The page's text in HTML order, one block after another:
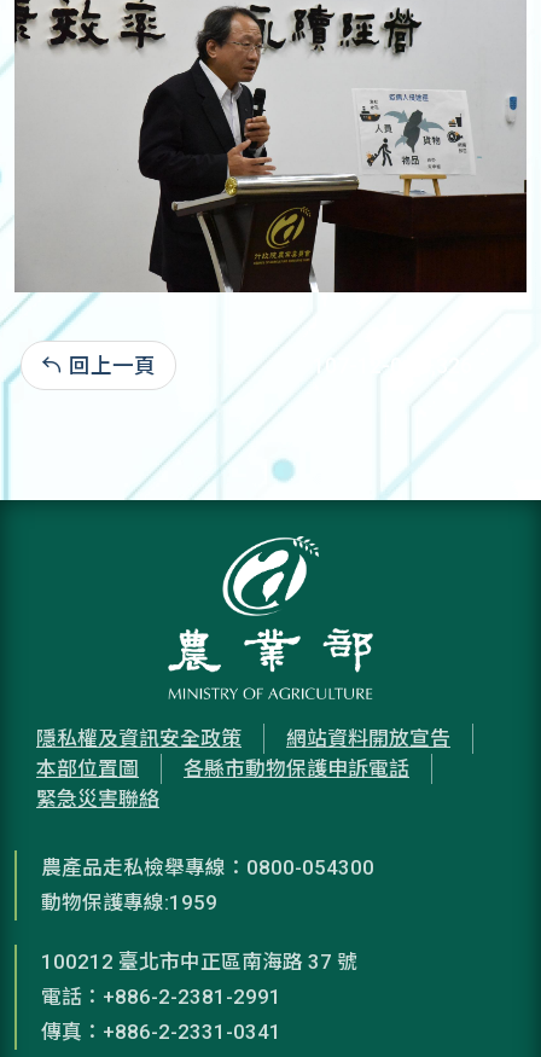
回上一頁 107-12-04:8,326
隱私權及資訊安全政策
網站資料開放宣告
本部位置圖
各縣市動物保護申訴電話
緊急災害聯絡
農產品走私檢舉專線：0800-054300
動物保護專線:1959
100212 臺北市中正區南海路 37 號
電話：+886-2-2381-2991
傳真：+886-2-2331-0341